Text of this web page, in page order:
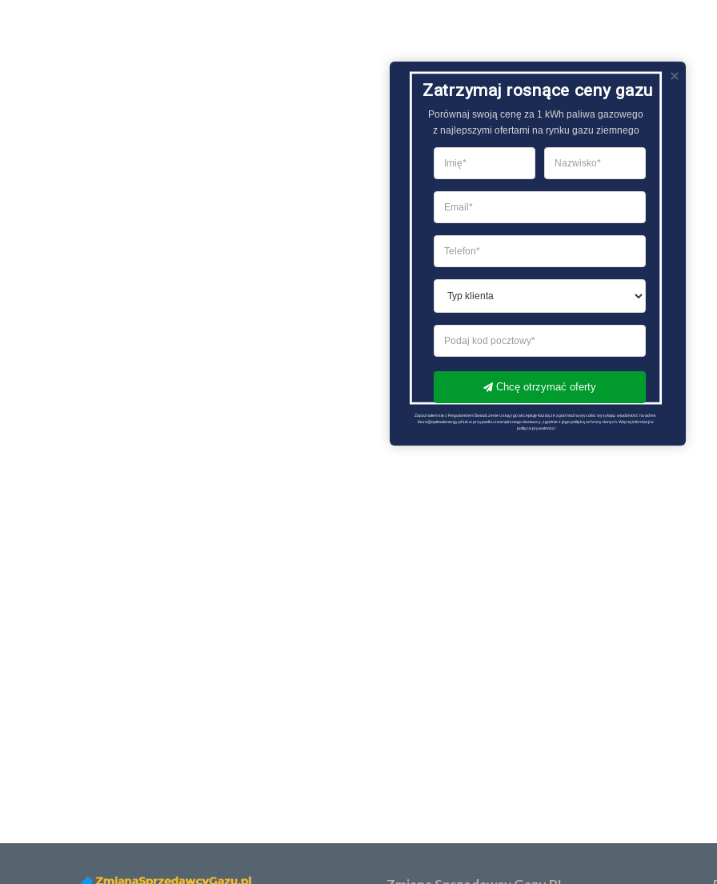
Zatrzymaj rosnące ceny gazu
Porównaj swoją cenę za 1 kWh paliwa gazowego
z najlepszymi ofertami na rynku gazu ziemnego
Chcę otrzymać oferty
Zapoznałem się z Regulaminem Świadczenie Usług i go akceptuję Każdą ze zgód można wycofać wysyłając wiadomość na adres
biuro@optimalenergy.pl lub w przypadku zewnętrznego dostawcy, zgodnie z jego polityką ochrony danych. Więcej informacji w
polityce prywatności